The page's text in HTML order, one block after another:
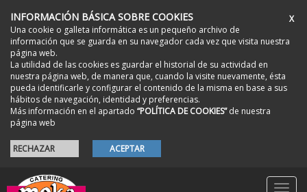
X
INFORMACIÓN BÁSICA SOBRE COOKIES
Una cookie o galleta informática es un pequeño archivo de
información que se guarda en su navegador cada vez que visita nuestra
página web.
La utilidad de las cookies es guardar el historial de su actividad en
nuestra página web, de manera que, cuando la visite nuevamente, ésta
pueda identificarle y configurar el contenido de la misma en base a sus
hábitos de navegación, identidad y preferencias.
Más información en el apartado “POLÍTICA DE COOKIES”de nuestra
página web
RECHAZAR ACEPTAR